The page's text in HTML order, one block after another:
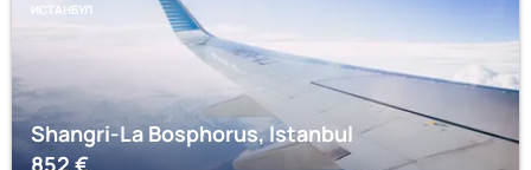
ИСТАНБУЛ
Shangri-La Bosphorus, Istanbul
852€